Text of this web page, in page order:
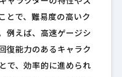
とで、難易度の高いク
例えば、高速ゲージシ
復能力のあるキャラク
で、効率的に進められ